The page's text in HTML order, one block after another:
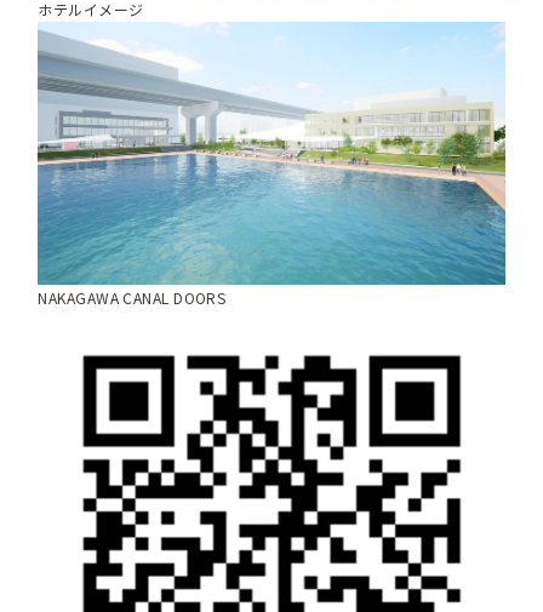
ホテルイメージ
NAKAGAWA CANAL DOORS